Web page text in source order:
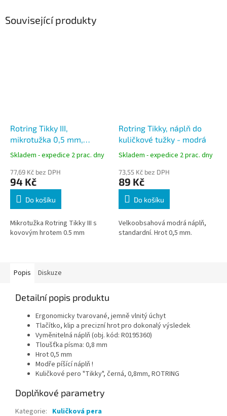
Související produkty
Rotring Tikky III,
mikrotužka 0,5 mm,
kovový hrot, černá
Skladem - expedice 2 prac. dny
77,69 Kč bez DPH
94 Kč
Do košíku
Mikrotužka Rotring Tikky III s
kovovým hrotem 0.5 mm
Rotring Tikky, náplň do
kuličkové tužky - modrá
Skladem - expedice 2 prac. dny
73,55 Kč bez DPH
89 Kč
Do košíku
Velkoobsahová modrá náplň,
standardní. Hrot 0,5 mm.
Popis Diskuze
Detailní popis produktu
Ergonomicky tvarované, jemně vlnitý úchyt
Tlačítko, klip a precizní hrot pro dokonalý výsledek
Vyměnitelná náplň (obj. kód: R0195360)
Tloušťka písma: 0,8 mm
Hrot 0,5 mm
Modře píšící náplň !
Kuličkové pero "Tikky", černá, 0,8mm, ROTRING
Doplňkové parametry
Kategorie: Kuličková pera